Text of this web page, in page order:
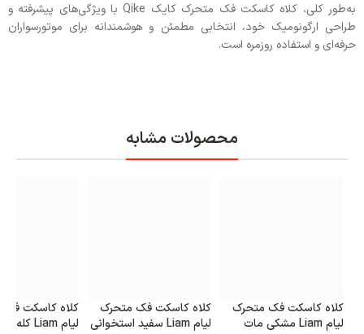
به‌طور کلی، کلاه کاسکت فک متحرک کایک Qike با ویژگی‌های پیشرفته و
طراحی ارگونومیک خود، انتخابی مطمئن و هوشمندانه برای موتورسواران
حرفه‌ای و استفاده روزمره است.
محصولات مشابه
کلاه کاسکت فک متحرک
لیام Liam مشکی مات
کلاه کاسکت فک متحرک
لیام Liam سفید استخوانی
کلاه کاسکت
لیام Liam کله غازی